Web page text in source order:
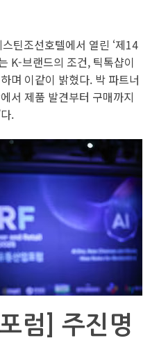
틴조선호텔에서 열린 ‘제14
K-브랜드의 조건, 틱톡샵이
며 이같이 밝혔다. 박 파트너
서 제품 발견부터 구매까지
.
럼] 주진명